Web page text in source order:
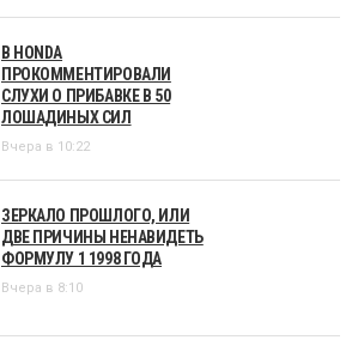
В HONDA
ПРОКОММЕНТИРОВАЛИ
СЛУХИ О ПРИБАВКЕ В 50
ЛОШАДИНЫХ СИЛ
Вчера в 10:22
ЗЕРКАЛО ПРОШЛОГО, ИЛИ
ДВЕ ПРИЧИНЫ НЕНАВИДЕТЬ
ФОРМУЛУ 1 1998 ГОДА
Вчера в 8:10